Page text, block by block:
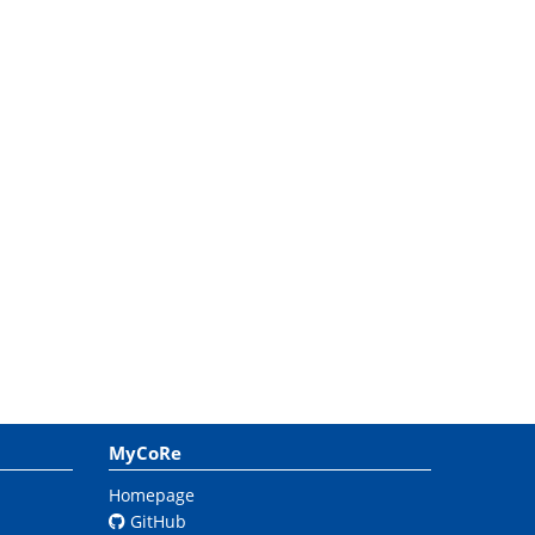
MyCoRe
Homepage
GitHub